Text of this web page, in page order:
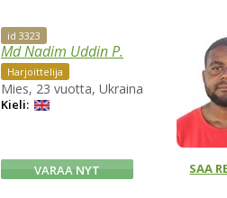
id 3323
Md Nadim Uddin P.
Harjoittelija
Mies, 23 vuotta, Ukraina
Kieli:
VARAA NYT SAA